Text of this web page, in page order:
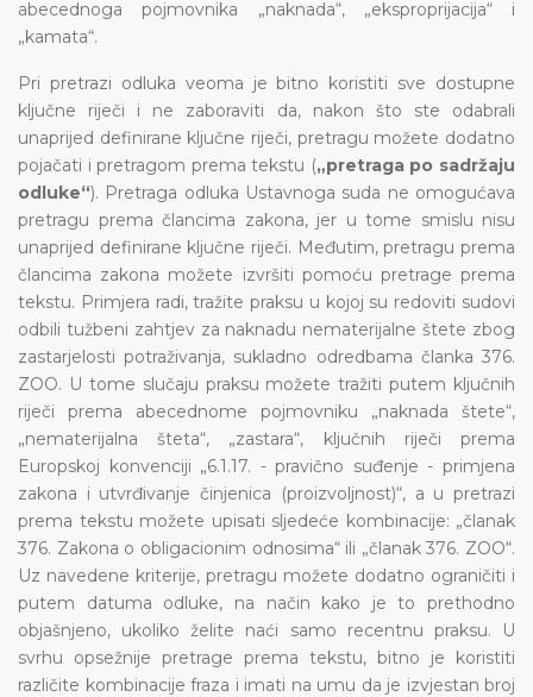
abecednoga pojmovnika „naknada“, „eksproprijacija“ i
„kamata“.
Pri pretrazi odluka veoma je bitno koristiti sve dostupne
ključne riječi i ne zaboraviti da, nakon što ste odabrali
unaprijed definirane ključne riječi, pretragu možete dodatno
pojačati i pretragom prema tekstu („pretraga po sadržaju
odluke“). Pretraga odluka Ustavnoga suda ne omogućava
pretragu prema člancima zakona, jer u tome smislu nisu
unaprijed definirane ključne riječi. Međutim, pretragu prema
člancima zakona možete izvršiti pomoću pretrage prema
tekstu. Primjera radi, tražite praksu u kojoj su redoviti sudovi
odbili tužbeni zahtjev za naknadu nematerijalne štete zbog
zastarjelosti potraživanja, sukladno odredbama članka 376.
ZOO. U tome slučaju praksu možete tražiti putem ključnih
riječi prema abecednome pojmovniku „naknada štete“,
„nematerijalna šteta“, „zastara“, ključnih riječi prema
Europskoj konvenciji „6.1.17. - pravično suđenje - primjena
zakona i utvrđivanje činjenica (proizvoljnost)“, a u pretrazi
prema tekstu možete upisati sljedeće kombinacije: „članak
376. Zakona o obligacionim odnosima“ ili „članak 376. ZOO“.
Uz navedene kriterije, pretragu možete dodatno ograničiti i
putem datuma odluke, na način kako je to prethodno
objašnjeno, ukoliko želite naći samo recentnu praksu. U
svrhu opsežnije pretrage prema tekstu, bitno je koristiti
različite kombinacije fraza i imati na umu da je izvjestan broj